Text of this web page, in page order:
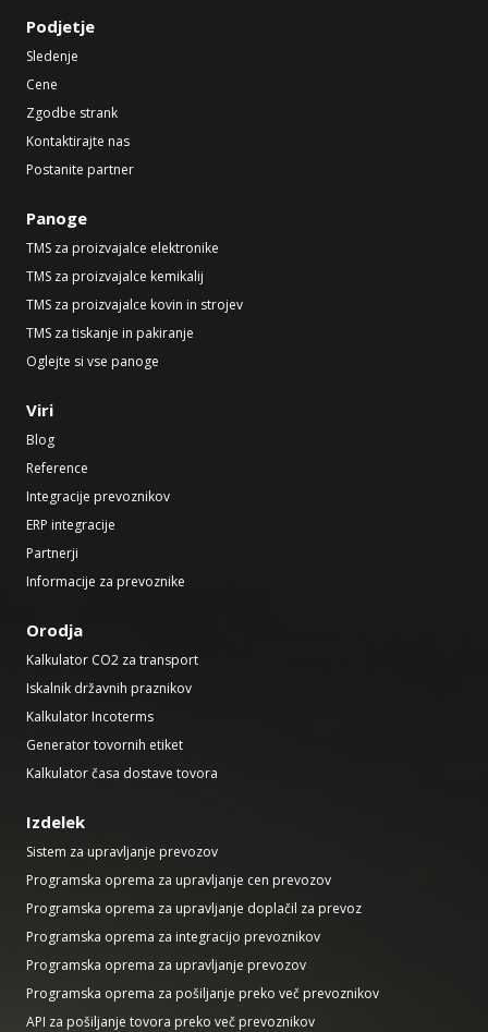
Podjetje
Sledenje
Cene
Zgodbe strank
Kontaktirajte nas
Postanite partner
Panoge
TMS za proizvajalce elektronike
TMS za proizvajalce kemikalij
TMS za proizvajalce kovin in strojev
TMS za tiskanje in pakiranje
Oglejte si vse panoge
Viri
Blog
Reference
Integracije prevoznikov
ERP integracije
Partnerji
Informacije za prevoznike
Orodja
Kalkulator CO2 za transport
Iskalnik državnih praznikov
Kalkulator Incoterms
Generator tovornih etiket
Kalkulator časa dostave tovora
Izdelek
Sistem za upravljanje prevozov
Programska oprema za upravljanje cen prevozov
Programska oprema za upravljanje doplačil za prevoz
Programska oprema za integracijo prevoznikov
Programska oprema za upravljanje prevozov
Programska oprema za pošiljanje preko več prevoznikov
API za pošiljanje tovora preko več prevoznikov